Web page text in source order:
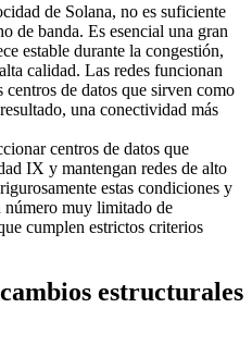
de Solana, no es suficiente
de banda. Es esencial una gran
estable durante la congestión,
calidad. Las redes funcionan
de datos que sirven como
una conectividad más
centros de datos que
IX y mantengan redes de alto
estas condiciones y
número muy limitado de
cumplen estrictos criterios
estructurales